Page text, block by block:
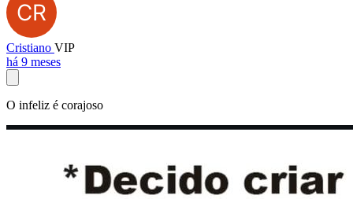
Cristiano VIP
há 9 meses
O infeliz é corajoso